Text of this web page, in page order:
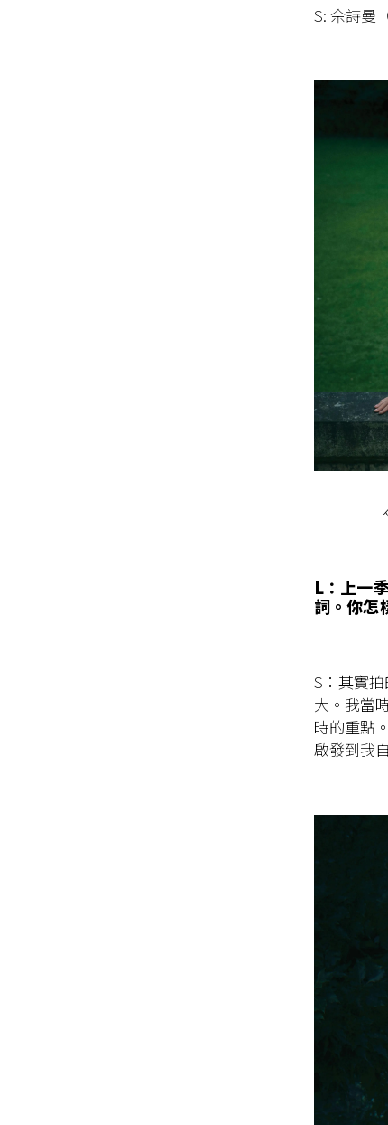
S: 佘詩曼
L：上一
詞。你怎
S：其實
大。我當
時的重點
啟發到我